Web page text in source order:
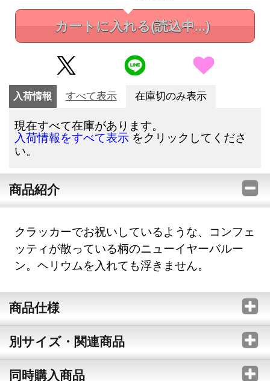
カートに入れる(読込中...)
入荷情報 すべて表示 在庫切のみ表示
現在すべて在庫があります。
入荷情報をすべて表示 をクリックしてくださ
い。
商品紹介
クラッカーでお祝いしているような、コンフェ
ッティが散っている柄のニューイヤーバルー
ン。ヘリウムを入れても浮きません。
商品仕様
別サイズ・関連商品
同時購入商品